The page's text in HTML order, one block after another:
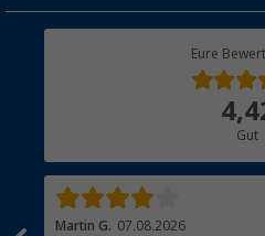
Rücksendung
Eure
Gut
Martin G. 07.08.2026